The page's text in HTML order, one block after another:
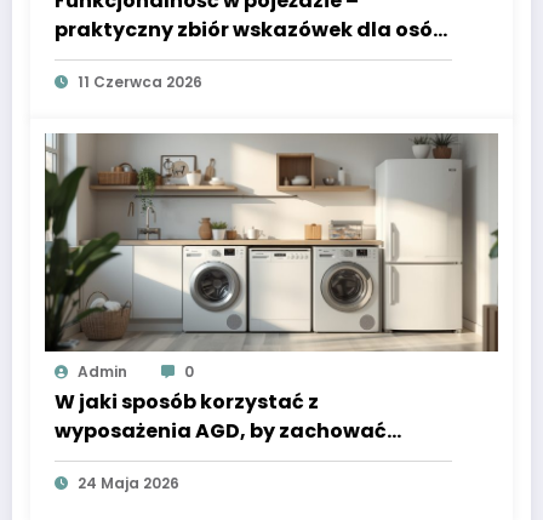
praktyczny zbiór wskazówek dla osób
korzystających z samochodu
11 Czerwca 2026
Admin 0
W jaki sposób korzystać z
wyposażenia AGD, by zachować
sprawność
24 Maja 2026